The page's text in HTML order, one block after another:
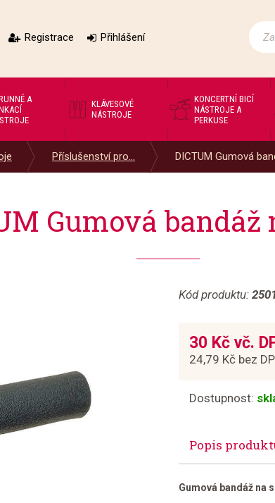
Registrace Přihlášení
A
KLÁVESOVÉ
NÁSTROJE
KONCERTNÍ BICÍ
NÁSTROJE A
PERKUSE
Příslušenství pro... DICTUM Gumová
Gumová bandáž
Kód produktu:
30 Kč vč.
24,79 Kč bez
Dostupnost:
Popis
Gumová bandáž na